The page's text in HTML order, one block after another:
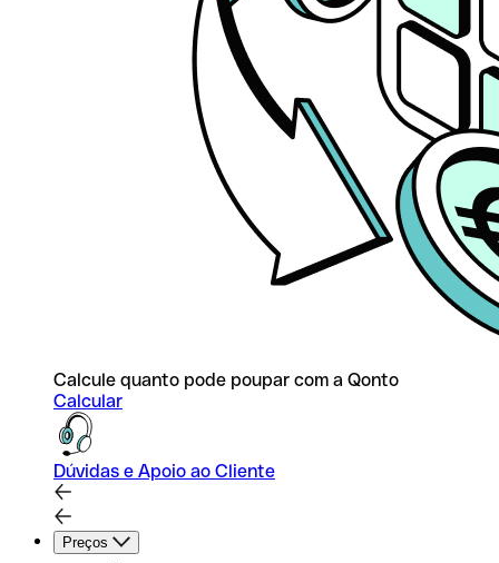
Calcule quanto pode poupar com a Qonto
Calcular
Dúvidas e Apoio ao Cliente
Preços